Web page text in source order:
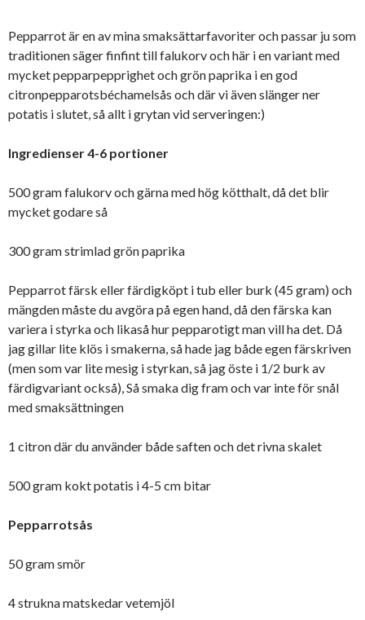
Pepparrot är en av mina smaksättarfavoriter och passar ju som
traditionen säger finfint till falukorv och här i en variant med
mycket pepparpepprighet och grön paprika i en god
citronpepparotsbéchamelsås och där vi även slänger ner
potatis i slutet, så allt i grytan vid serveringen:)
Ingredienser 4-6 portioner
500 gram falukorv och gärna med hög kötthalt, då det blir
mycket godare så
300 gram strimlad grön paprika
Pepparrot färsk eller färdigköpt i tub eller burk (45 gram) och
mängden måste du avgöra på egen hand, då den färska kan
variera i styrka och likaså hur pepparotigt man vill ha det. Då
jag gillar lite klös i smakerna, så hade jag både egen färskriven
(men som var lite mesig i styrkan, så jag öste i 1/2 burk av
färdigvariant också), Så smaka dig fram och var inte för snål
med smaksättningen
1 citron där du använder både saften och det rivna skalet
500 gram kokt potatis i 4-5 cm bitar
Pepparrotsås
50 gram smör
4 strukna matskedar vetemjöl